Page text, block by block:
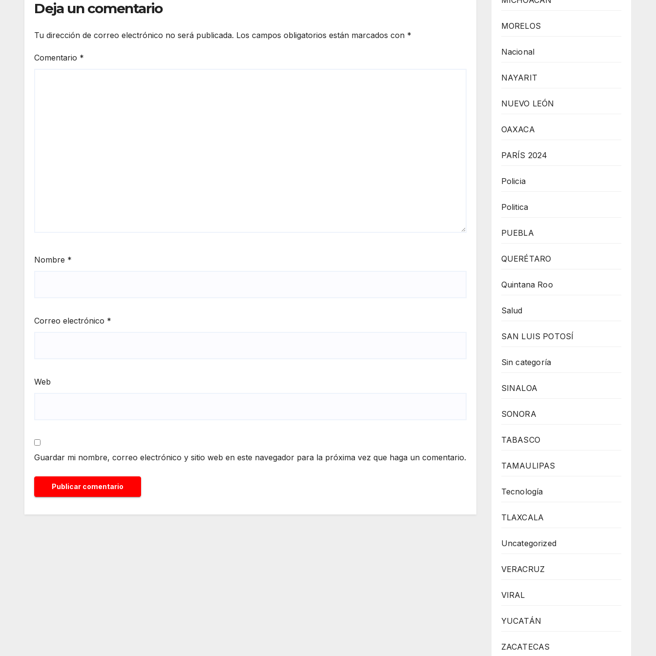
Deja un comentario
Tu dirección de correo electrónico no será publicada. Los campos obligatorios están marcados con *
Comentario *
Nombre *
Correo electrónico *
Web
Guardar mi nombre, correo electrónico y sitio web en este navegador para la próxima vez que haga un comentario.
MORELOS
Nacional
NAYARIT
NUEVO LEÓN
OAXACA
PARÍS 2024
Policia
Politica
PUEBLA
QUERÉTARO
Quintana Roo
Salud
SAN LUIS POTOSÍ
Sin categoría
SINALOA
SONORA
TABASCO
TAMAULIPAS
Tecnología
TLAXCALA
Uncategorized
VERACRUZ
VIRAL
YUCATÁN
ZACATECAS